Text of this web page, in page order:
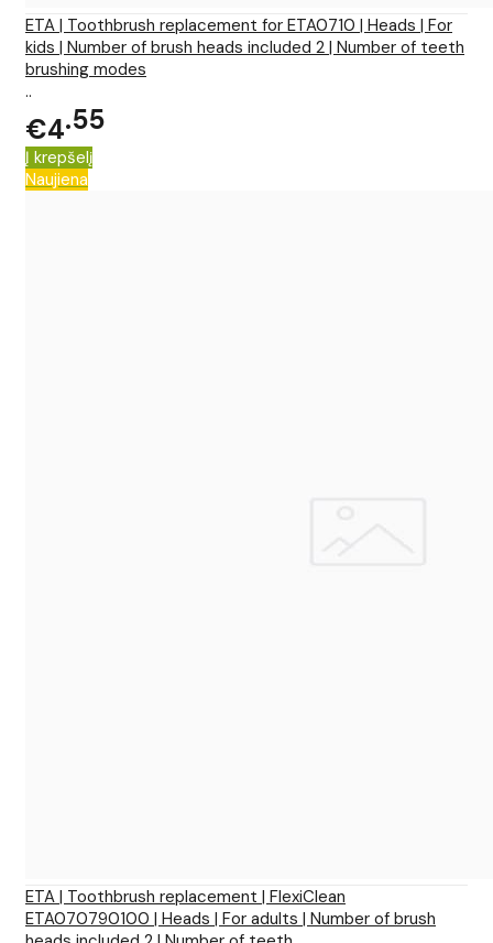
ETA | Toothbrush replacement for ETA0710 | Heads | For
kids | Number of brush heads included 2 | Number of teeth
brushing modes
..
€4 55
Į krepšelį
Naujiena
ETA | Toothbrush replacement | FlexiClean
ETA070790100 | Heads | For adults | Number of brush